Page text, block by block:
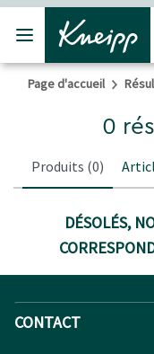
Passer au contenu
Passer au contenu du
Page d'accueil
0
Produits (0)
DÉSOLÉS,
CONTACT